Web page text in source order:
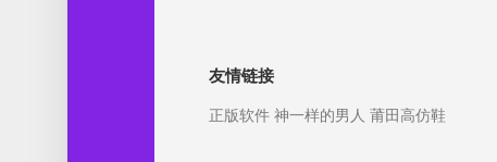
友情链接
正版软件 神一样的男人 莆田高仿鞋